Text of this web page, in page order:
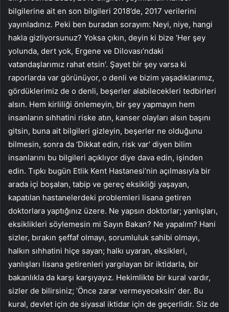
bilgilerine ait en son bilgileri 2018’de, 2017 verilerini
yayınladınız. Peki ben buradan sorayım: Neyi, niye, hangi
hakla gizliyorsunuz? Yoksa çıkın, deyin ki bize ‘Her şey
yolunda, dert yok, Ergene ve Dilovası’ndaki
vatandaşlarımız rahat etsin’. Şayet bir şey varsa ki
raporlarda var görünüyor, o denli ve bizim yaşadıklarımız,
gördüklerimiz de o denli, beşerler alabilecekleri tedbirleri
alsın. Hem kirliliği önlemeyin, bir şey yapmayın hem
insanların sıhhatini riske atın, kanser olayları alsın başını
gitsin, buna ait bilgileri gizleyin, beşerler ne olduğunu
bilmesin, sonra da ‘Dikkat edin, risk var’ diyen bilim
insanlarını bu bilgileri açıklıyor diye dava edin, işinden
edin. Tıpkı bugün Etlik Kent Hastanesi’nin açılmasıyla bir
arada içi boşalan, tabip ve gereç eksikliği yaşayan,
kapatılan hastanelerdeki problemleri lisana getiren
doktorlara yaptığınız üzere. Ne yapsın doktorlar; yanlışları,
eksiklikleri söylemesin mi Sayın Bakan? Ne yapalım? Hani
sizler, bırakın şeffaf olmayı, sorumluluk sahibi olmayı,
halkın sıhhatini hiçe sayan; halkı uyaran, eksikleri,
yanlışları lisana getirenleri yargılayan bir iktidarla, bir
bakanlıkla da karşı karşıyayız. Hekimlikte bir kural vardır,
sizler de bilirsiniz; ‘Önce zarar vermeyeceksin’ der. Bu
kural, devlet için de siyasal iktidar için de geçerlidir. Siz de